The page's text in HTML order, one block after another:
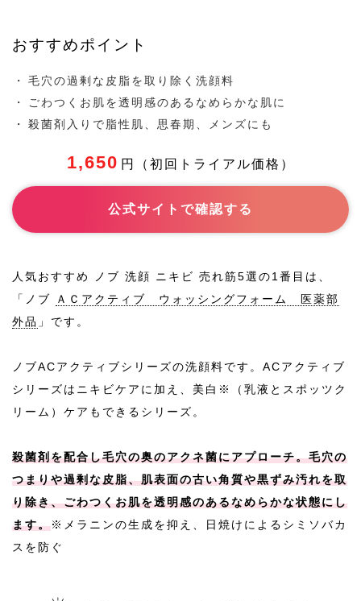
おすすめポイント
毛穴の過剰な皮脂を取り除く洗顔料
ごわつくお肌を透明感のあるなめらかな肌に
殺菌剤入りで脂性肌、思春期、メンズにも
1,650 円（初回トライアル価格）
公式サイトで確認する
人気おすすめ ノブ 洗顔 ニキビ 売れ筋5選の1番目は、
「ノブ
ＡＣアクティブ ウォッシングフォーム 医薬部
外品 」です。
ノブACアクティブシリーズの洗顔料です。ACアクティブ
シリーズはニキビケアに加え、美白※（乳液とスポッツク
リーム）ケアもできるシリーズ。
殺菌剤を配合し毛穴の奥のアクネ菌にアプローチ。毛穴の
つまりや過剰な皮脂、肌表面の古い角質や黒ずみ汚れを取
り除き、ごわつくお肌を透明感のあるなめらかな状態にし
ます。※メラニンの生成を抑え、日焼けによるシミソバカ
スを防ぐ